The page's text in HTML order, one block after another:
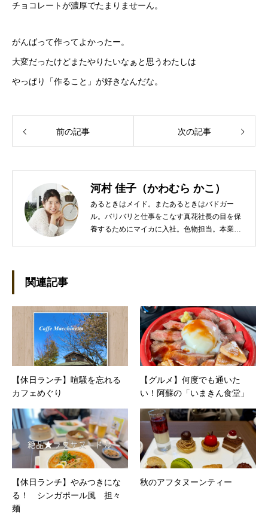
チョコレートが濃厚でたまりませーん。
がんばって作ってよかったー。
大変だったけどまたやりたいなぁと思うわたしは
やっぱり「作ること」が好きなんだな。
前の記事 次の記事
河村 佳子（かわむら かこ）
あるときはメイド。またあるときはバドガー
ル。バリバリと仕事をこなす真花社長の目を保
養するためにマイカに入社。色物担当。本業は
べく上京。設立して間もない会社に携わること
が多かったので、総務的な社内整備を得意とす
る。●連絡先 メール：kako@office-mica.com
関連記事
【休日ランチ】喧騒を忘れる
カフェめぐり
【グルメ】何度でも通いた
い！阿蘇の「いまきん食堂」
【休日ランチ】やみつきにな
る！ シンガポール風 担々
麺
秋のアフタヌーンティー